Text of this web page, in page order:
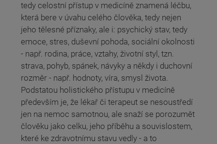
tedy celostní přístup v medicíně znamená léčbu,
která bere v úvahu celého člověka, tedy nejen
jeho tělesné příznaky, ale i: psychický stav, tedy
emoce, stres, duševní pohoda, sociální okolnosti
- např. rodina, práce, vztahy, životní styl, tzn.
strava, pohyb, spánek, návyky a někdy i duchovní
rozměr - např. hodnoty, víra, smysl života.
Podstatou holistického přístupu v medicíně
především je, že lékař či terapeut se nesoustředí
jen na nemoc samotnou, ale snaží se porozumět
člověku jako celku, jeho příběhu a souvislostem,
které ke zdravotnímu stavu vedly - a to